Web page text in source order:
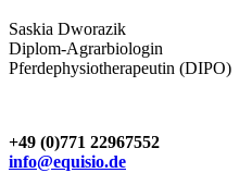
Saskia Dworazik
Diplom-Agrarbiologin
Pferdephysiotherapeutin (DIPO)
+49 (0)771 22967552
info@equisio.de